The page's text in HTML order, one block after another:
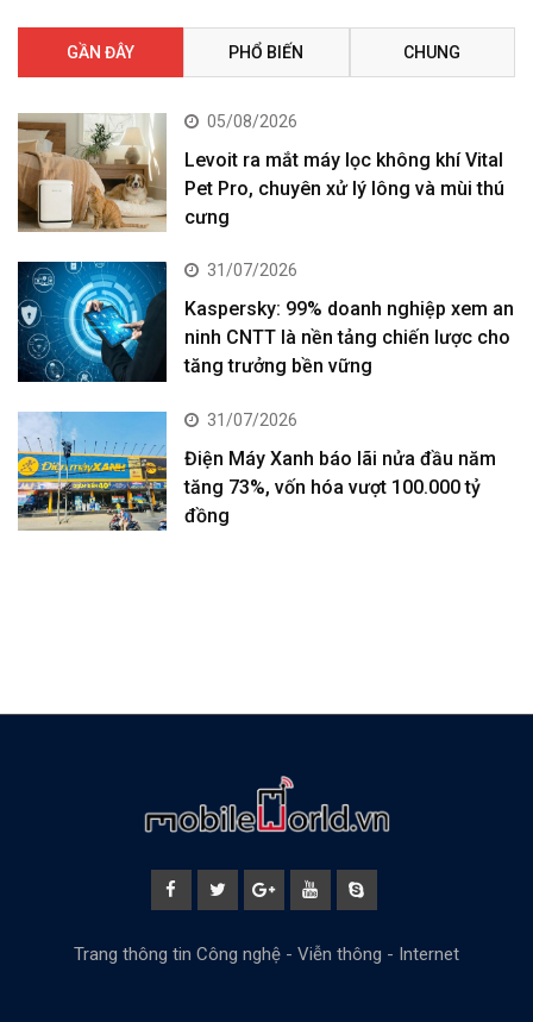
GẦN ĐÂY PHỔ BIẾN CHUNG
05/08/2026
Levoit ra mắt máy lọc không khí Vital
Pet Pro, chuyên xử lý lông và mùi thú
cưng
31/07/2026
Kaspersky: 99% doanh nghiệp xem an
ninh CNTT là nền tảng chiến lược cho
tăng trưởng bền vững
31/07/2026
Điện Máy Xanh báo lãi nửa đầu năm
tăng 73%, vốn hóa vượt 100.000 tỷ
đồng
Trang thông tin Công nghệ - Viễn thông - Internet